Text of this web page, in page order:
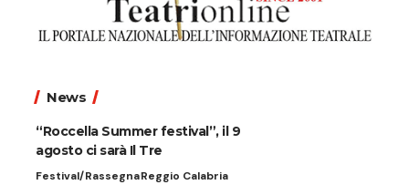
News
“Roccella Summer festival”, il 9
agosto ci sarà Il Tre
Festival/RassegnaReggio Calabria